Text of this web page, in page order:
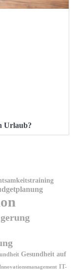
Urlaub?
Gesundheit auf
IT-